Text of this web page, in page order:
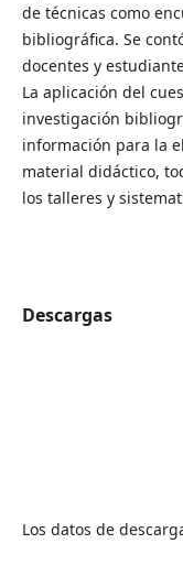
de técnicas como
bibliográfica. Se
docentes y
La aplicación del
investigación
información para la
material didáctico,
los talleres y
Descargas
Los datos de